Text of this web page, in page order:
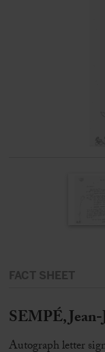
FACT SHEET
SEMPÉ,
Autograph letter